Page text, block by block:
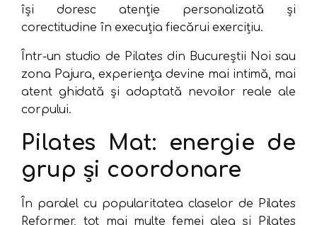
își doresc atenție personalizată și
corectitudine în execuția fiecărui exercițiu.
Într-un studio de Pilates din Bucureștii Noi sau
zona Pajura, experiența devine mai intimă, mai
atent ghidată și adaptată nevoilor reale ale
corpului.
Pilates Mat: energie de
grup și coordonare
În paralel cu popularitatea claselor de Pilates
Reformer, tot mai multe femei aleg și Pilates